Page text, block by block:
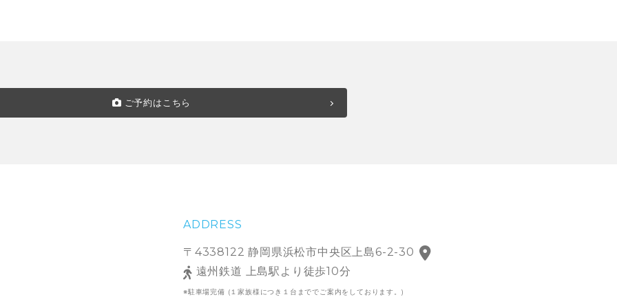
ご予約はこちら
ADDRESS
〒4338122 静岡県浜松市中央区上島6-2-30
遠州鉄道 上島駅より徒歩10分
※駐車場完備 (１家族様につき１台まででご案内をしております。)